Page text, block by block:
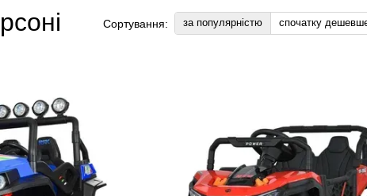
Сортування: за популярністю спочатку